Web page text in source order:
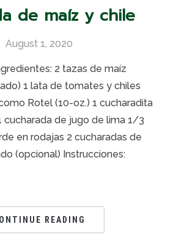
de maíz y chile
August 1, 2020
2 tazas de maíz
1 lata de tomates y chiles
Rotel (10-oz.) 1 cucharadita
de jugo de lima 1/3
en rodajas 2 cucharadas de
(opcional) Instrucciones:
READING